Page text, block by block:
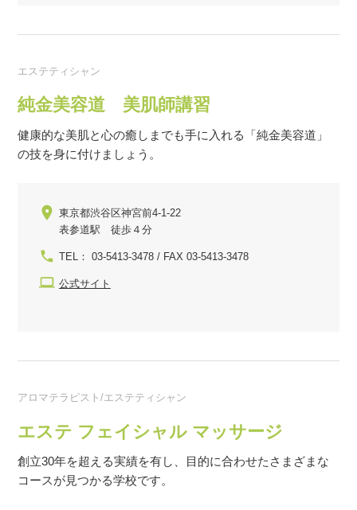
エステティシャン
純金美容道 美肌師講習
健康的な美肌と心の癒しまでも手に入れる「純金美容道」
の技を身に付けましょう。
東京都渋谷区神宮前4-1-22
表参道駅 徒歩４分
TEL： 03-5413-3478 / FAX 03-5413-3478
公式サイト
アロマテラピスト/エステティシャン
エステ フェイシャル マッサージ
創立30年を超える実績を有し、目的に合わせたさまざまな
コースが見つかる学校です。